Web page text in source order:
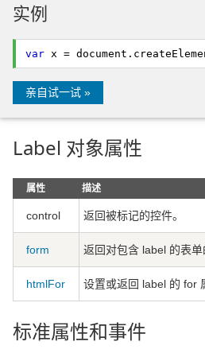
实例
var x = document.
亲自试一试 »
Label 对象属性
属性 描述
control 返回被标记的控件。
form 返回对包含 label 的表单
htmlFor 设置或返回 label 的 for
标准属性和事件